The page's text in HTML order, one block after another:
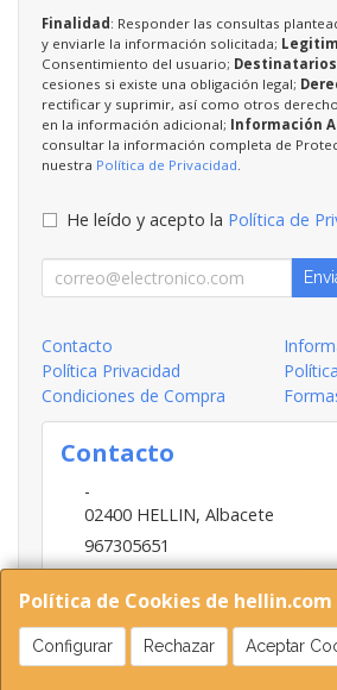
Política de Cookies de hellin.com
Configurar Rechazar Aceptar
Finalidad: Responder las consultas
y enviarle la información solicitada;
Consentimiento del usuario; Destinatarios
cesiones si existe una obligación legal;
rectificar y suprimir, así como otros
en la información adicional; Información
consultar la información completa de
nuestra Política de Privacidad
He leído y acepto la Política de
Contacto
Política Privacidad
Condiciones de Compra
Contacto
-
02400 HELLIN, Albacete
967305651
INFO@HELLIN.COM
Horario